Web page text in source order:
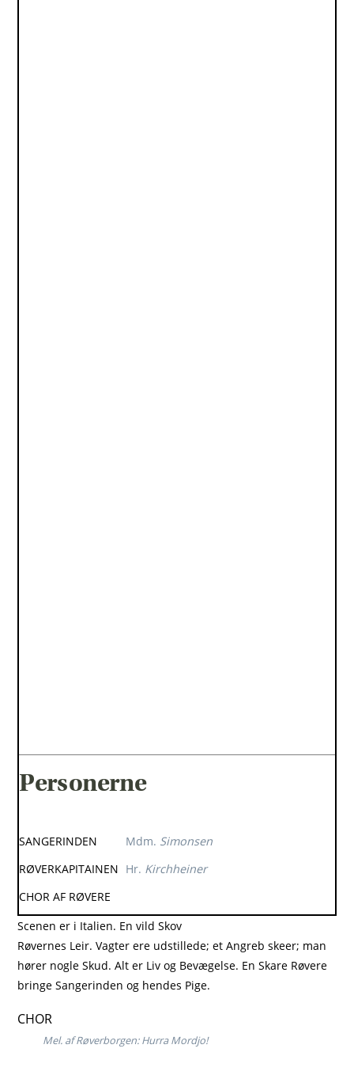
Personerne
SANGERINDEN Mdm. Simonsen
RØVERKAPITAINEN Hr. Kirchheiner
CHOR AF RØVERE
Scenen er i Italien. En vild Skov
Røvernes Leir. Vagter ere udstillede; et Angreb skeer; man
hører nogle Skud. Alt er Liv og Bevægelse. En Skare Røvere
bringe Sangerinden og hendes Pige.
CHOR
Mel. af Røverborgen: Hurra Mordjo!